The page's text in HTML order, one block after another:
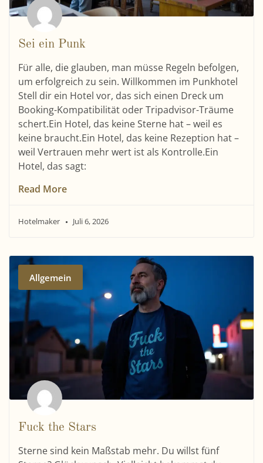
Sei ein Punk
Für alle, die glauben, man müsse Regeln befolgen,
um erfolgreich zu sein. Willkommen im Punkhotel
Stell dir ein Hotel vor, das sich einen Dreck um
Booking-Kompatibilität oder Tripadvisor-Träume
schert.Ein Hotel, das keine Sterne hat – weil es
keine braucht.Ein Hotel, das keine Rezeption hat –
weil Vertrauen mehr wert ist als Kontrolle.Ein
Hotel, das sagt:
Read More
Hotelmaker Juli 6, 2026
Allgemein
Fuck the Stars
Sterne sind kein Maßstab mehr. Du willst fünf